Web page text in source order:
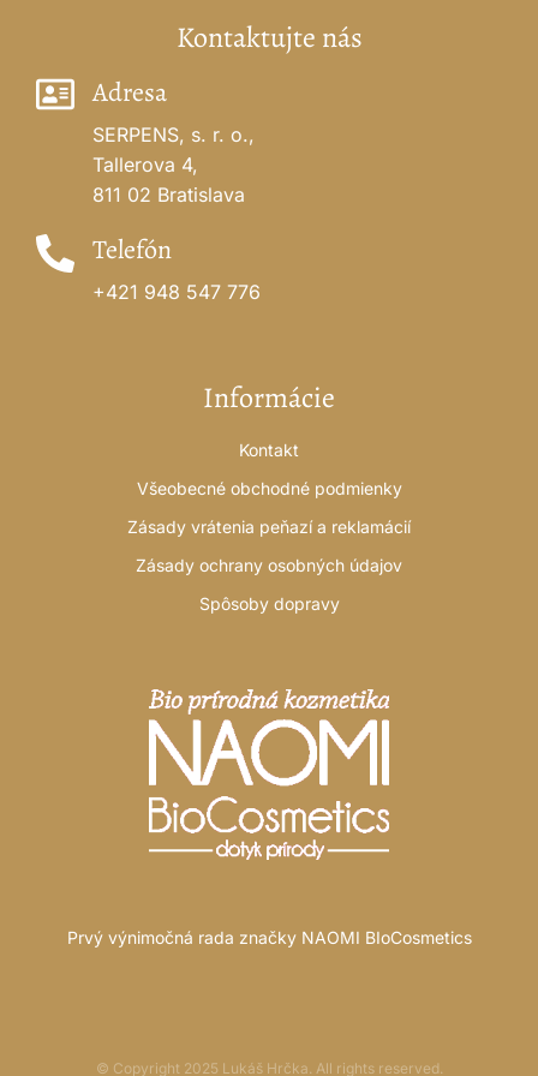
Kontaktujte nás
Adresa
SERPENS, s. r. o.,
Tallerova 4,
811 02 Bratislava
Telefón
+421 948 547 776
Informácie
Kontakt
Všeobecné obchodné podmienky
Zásady vrátenia peňazí a reklamácií
Zásady ochrany osobných údajov
Spôsoby dopravy
Prvý výnimočná rada značky NAOMI BIoCosmetics
© Copyright 2025 Lukáš Hrčka. All rights reserved.